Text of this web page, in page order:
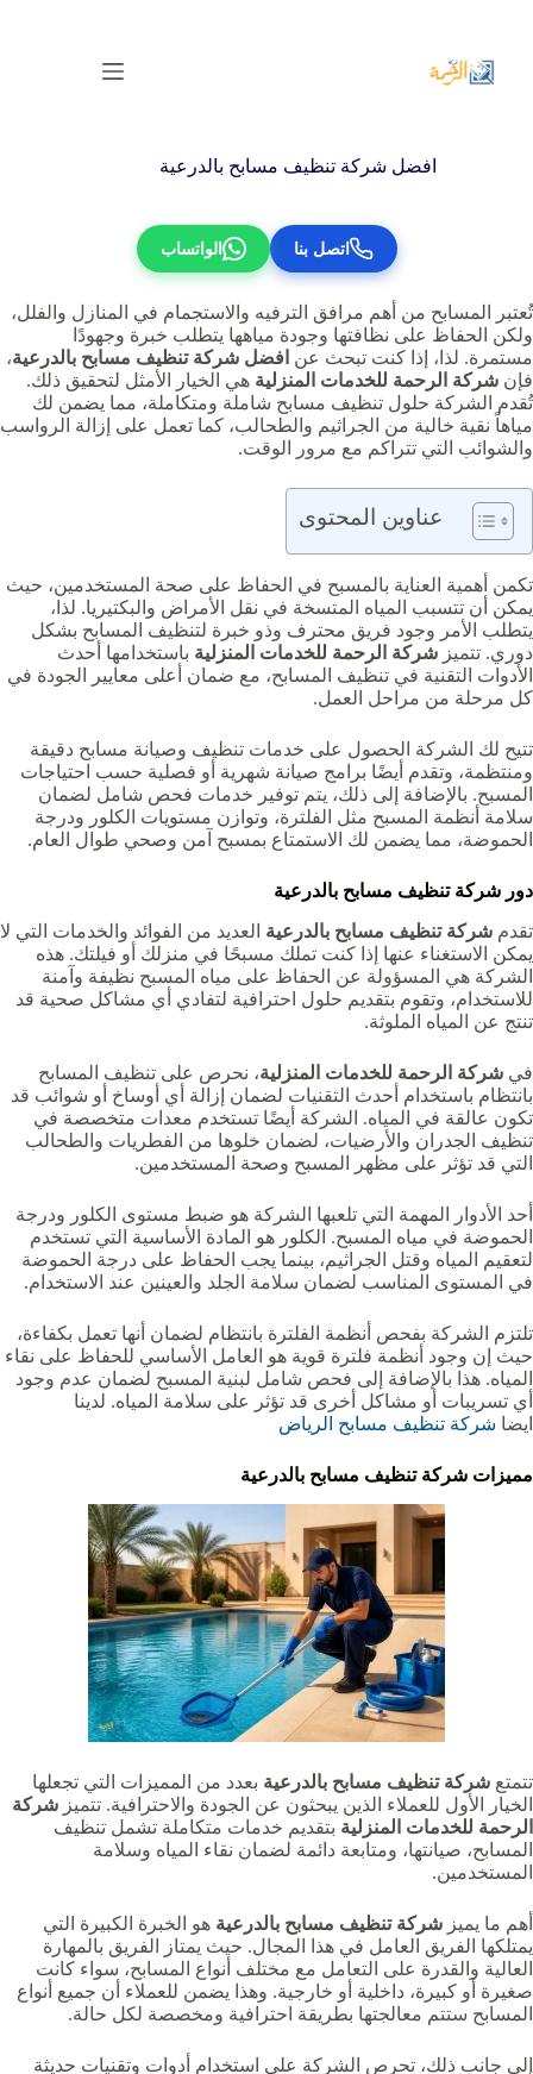
المحتوى
افضل شركة تنظيف مسابح بالدرعية
اتصل بنا الواتساب
تُعتبر المسابح من أهم مرافق الترفيه والاستجمام في المنازل والفلل،
ولكن الحفاظ على نظافتها وجودة مياهها يتطلب خبرة وجهودًا
مستمرة. لذا، إذا كنت تبحث عن افضل شركة تنظيف مسابح بالدرعية،
فإن شركة الرحمة للخدمات المنزلية هي الخيار الأمثل لتحقيق ذلك.
تُقدم الشركة حلول تنظيف مسابح شاملة ومتكاملة، مما يضمن لك
مياهاً نقية خالية من الجراثيم والطحالب، كما تعمل على إزالة الرواسب
والشوائب التي تتراكم مع مرور الوقت.
عناوين المحتوى
تكمن أهمية العناية بالمسبح في الحفاظ على صحة المستخدمين، حيث
يمكن أن تتسبب المياه المتسخة في نقل الأمراض والبكتيريا. لذا،
يتطلب الأمر وجود فريق محترف وذو خبرة لتنظيف المسابح بشكل
دوري. تتميز شركة الرحمة للخدمات المنزلية باستخدامها أحدث
الأدوات التقنية في تنظيف المسابح، مع ضمان أعلى معايير الجودة في
كل مرحلة من مراحل العمل.
تتيح لك الشركة الحصول على خدمات تنظيف وصيانة مسابح دقيقة
ومنتظمة، وتقدم أيضًا برامج صيانة شهرية أو فصلية حسب احتياجات
المسبح. بالإضافة إلى ذلك، يتم توفير خدمات فحص شامل لضمان
سلامة أنظمة المسبح مثل الفلترة، وتوازن مستويات الكلور ودرجة
الحموضة، مما يضمن لك الاستمتاع بمسبح آمن وصحي طوال العام.
دور شركة تنظيف مسابح بالدرعية
تقدم شركة تنظيف مسابح بالدرعية‏ العديد من الفوائد والخدمات التي لا
يمكن الاستغناء عنها إذا كنت تملك مسبحًا في منزلك أو فيلتك. هذه
الشركة هي المسؤولة عن الحفاظ على مياه المسبح نظيفة وآمنة
للاستخدام، وتقوم بتقديم حلول احترافية لتفادي أي مشاكل صحية قد
تنتج عن المياه الملوثة.
في شركة الرحمة للخدمات المنزلية، نحرص على تنظيف المسابح
بانتظام باستخدام أحدث التقنيات لضمان إزالة أي أوساخ أو شوائب قد
تكون عالقة في المياه. الشركة أيضًا تستخدم معدات متخصصة في
تنظيف الجدران والأرضيات، لضمان خلوها من الفطريات والطحالب
التي قد تؤثر على مظهر المسبح وصحة المستخدمين.
أحد الأدوار المهمة التي تلعبها الشركة هو ضبط مستوى الكلور ودرجة
الحموضة في مياه المسبح. الكلور هو المادة الأساسية التي تستخدم
لتعقيم المياه وقتل الجراثيم، بينما يجب الحفاظ على درجة الحموضة
في المستوى المناسب لضمان سلامة الجلد والعينين عند الاستخدام.
تلتزم الشركة بفحص أنظمة الفلترة بانتظام لضمان أنها تعمل بكفاءة،
حيث إن وجود أنظمة فلترة قوية هو العامل الأساسي للحفاظ على نقاء
المياه. هذا بالإضافة إلى فحص شامل لبنية المسبح لضمان عدم وجود
أي تسريبات أو مشاكل أخرى قد تؤثر على سلامة المياه. لدينا
ايضا شركة تنظيف مسابح الرياض
مميزات شركة تنظيف مسابح بالدرعية
تتمتع شركة تنظيف مسابح بالدرعية‏ بعدد من المميزات التي تجعلها
الخيار الأول للعملاء الذين يبحثون عن الجودة والاحترافية. تتميز شركة
الرحمة للخدمات المنزلية بتقديم خدمات متكاملة تشمل تنظيف
المسابح، صيانتها، ومتابعة دائمة لضمان نقاء المياه وسلامة
المستخدمين.
أهم ما يميز شركة تنظيف مسابح بالدرعية‏ هو الخبرة الكبيرة التي
يمتلكها الفريق العامل في هذا المجال. حيث يمتاز الفريق بالمهارة
العالية والقدرة على التعامل مع مختلف أنواع المسابح، سواء كانت
صغيرة أو كبيرة، داخلية أو خارجية. وهذا يضمن للعملاء أن جميع أنواع
المسابح ستتم معالجتها بطريقة احترافية ومخصصة لكل حالة.
إلى جانب ذلك، تحرص الشركة على استخدام أدوات وتقنيات حديثة